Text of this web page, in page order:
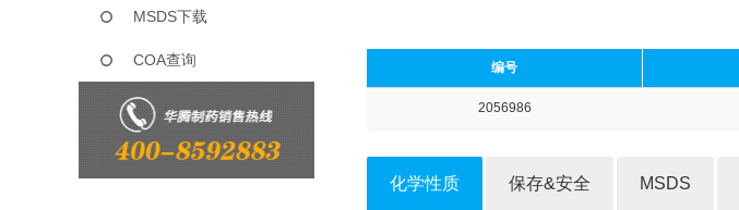
MSDS下载
COA查询 编号
2056986
化学性质 保存&安全 MSDS